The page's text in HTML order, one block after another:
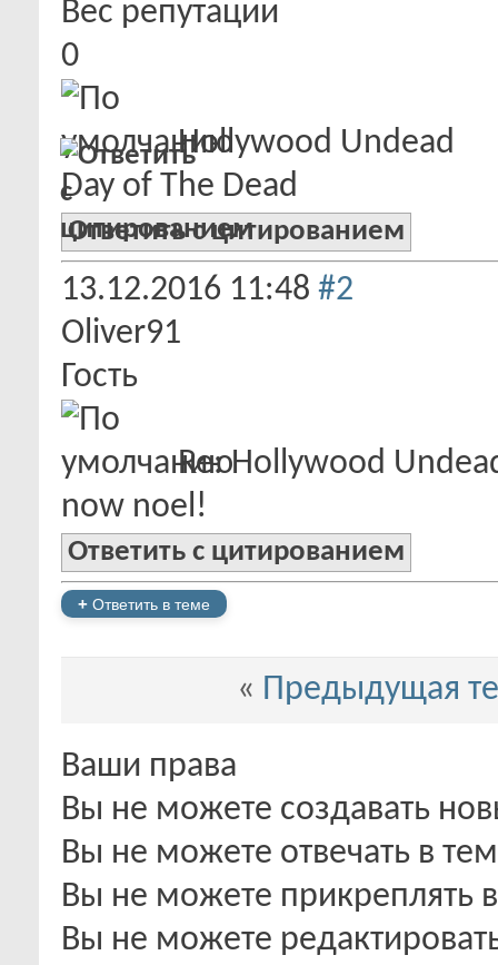
Вес репутации
0
Hollywood Undead
Day of The Dead
Ответить с цитированием
13.12.2016 11:48 #2
Oliver91
Гость
Re: Hollywood
now noel!
Ответить с цитированием
+ Ответить в теме
« Предыдущая
Ваши права
Вы не можете создавать
Вы не можете отвечать в
Вы не можете прикреплять
Вы не можете